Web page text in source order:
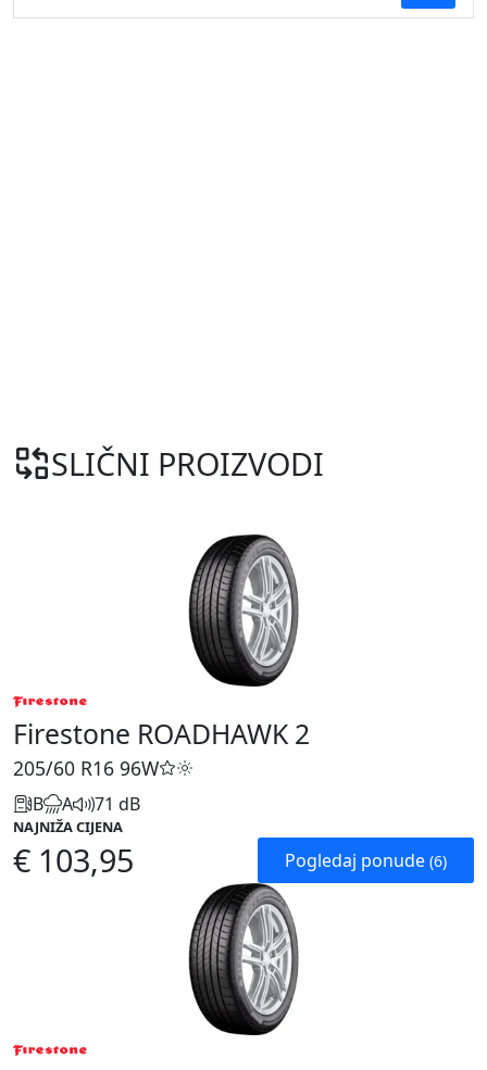
SLIČNI PROIZVODI
Firestone ROADHAWK 2
205/60 R16 96W
B A 71 dB
NAJNIŽA CIJENA
€ 103,95 Pogledaj ponude (6)